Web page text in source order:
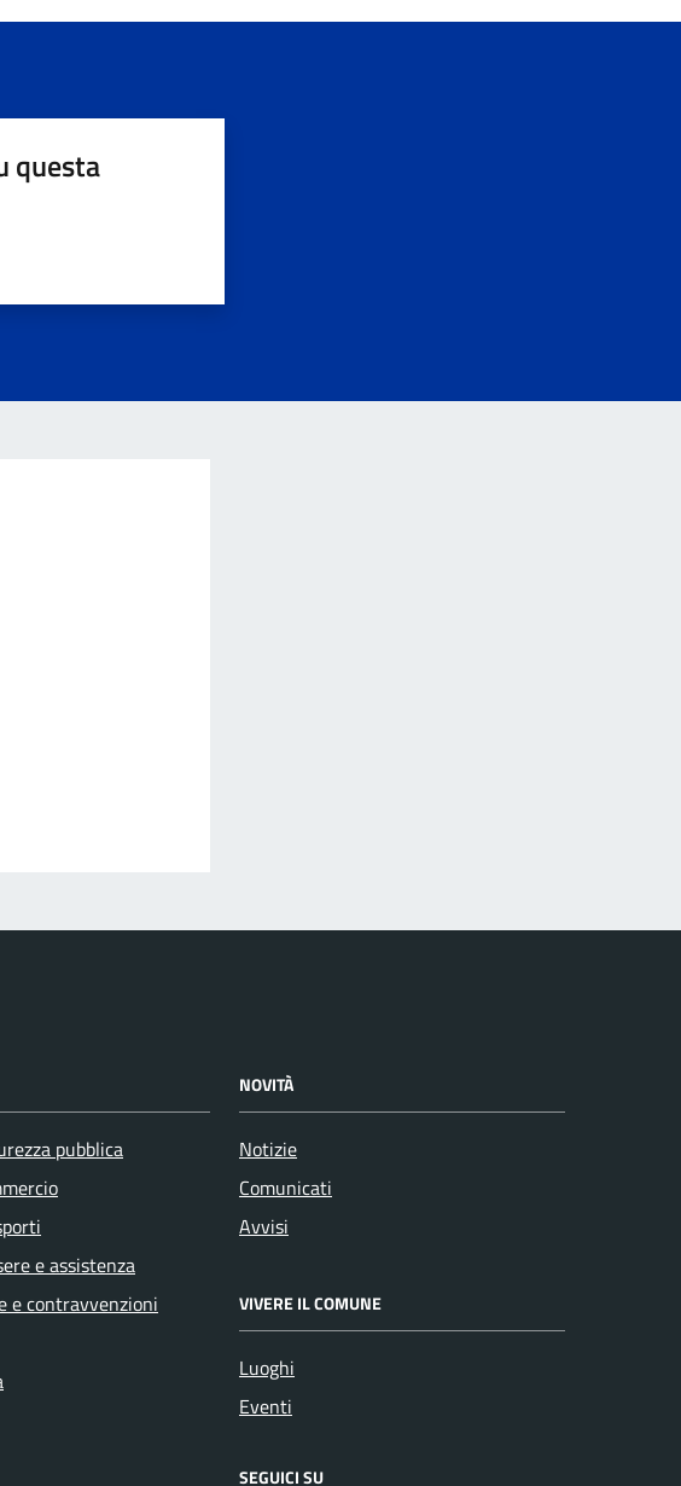
questa
pubblica
e assistenza
e contravvenzioni
NOVITÀ
Notizie
Comunicati
Avvisi
VIVERE IL COMUNE
Luoghi
Eventi
SEGUICI SU